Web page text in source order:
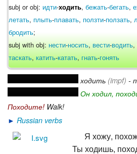
subj or obj: идти-ходить бежать-бегать
летать плыть-плавать ползти-ползать
бродить;
subj with obj:нести-носить,вести-водить,
таскать,катить-катать,гнать-гонять
ходить (impf) -
Он ходил,
Походите! Walk!
► Russian verbs
Я хожу,
Ты ходишь,